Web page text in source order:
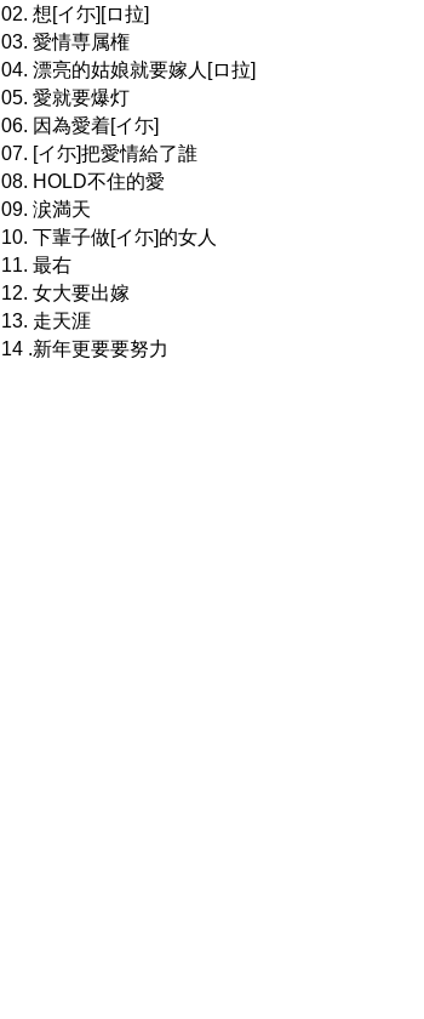
02. 想[イ尓][ロ拉]
03. 愛情専属権
04. 漂亮的姑娘就要嫁人[ロ拉]
05. 愛就要爆灯
06. 因為愛着[イ尓]
07. [イ尓]把愛情給了誰
08. HOLD不住的愛
09. 涙満天
10. 下輩子做[イ尓]的女人
11. 最右
12. 女大要出嫁
13. 走天涯
14 .新年更要要努力